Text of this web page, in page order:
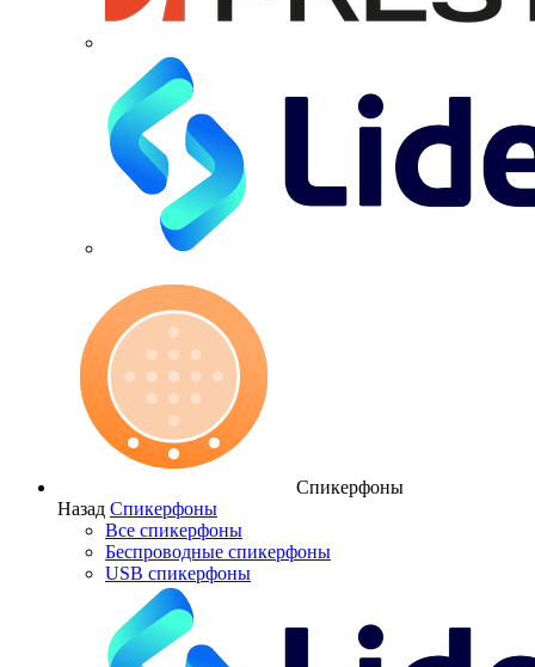
Спикерфоны
Назад Спикерфоны
Все спикерфоны
Беспроводные спикерфоны
USB спикерфоны